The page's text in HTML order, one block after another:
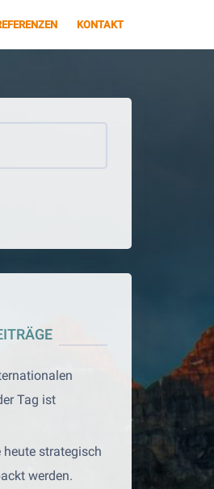
KONTAKT
Tag ist
strategisch
werden.